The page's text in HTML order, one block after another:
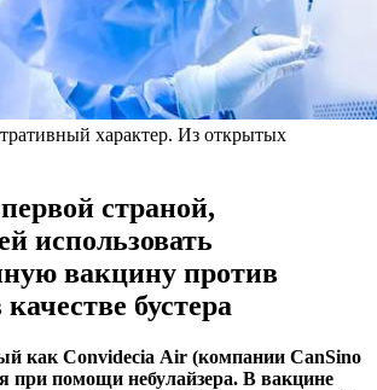
характер. Из открытых
страной,
использовать
вакцину против
бустера
как Convidecia Аir (компании CanSino
при помощи небулайзера. В вакцине